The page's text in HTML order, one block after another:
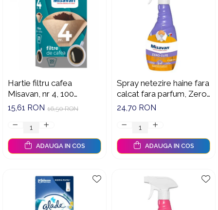
Hartie filtru cafea
Misavan, nr 4, 100
buc/cutie - 2719
16,50 RON
15,61 RON
ADAUGA IN COS
Spray netezire haine fara
calcat fara parfum, Zero
Cute Misavan, 500 ml,
24,70 RON
ADAUGA IN COS